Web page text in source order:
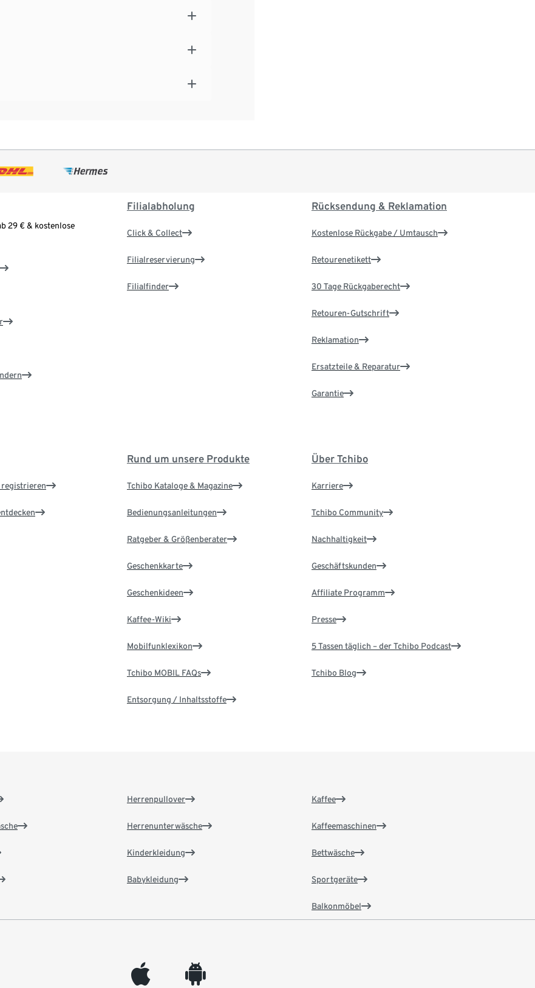
29 € & kostenlose
Filialabholung
Click & Collect
Filialreservierung
Filialfinder
Rücksendung & Reklamation
Kostenlose Rückgabe / Umtausch
Retourenetikett
30 Tage Rückgaberecht
Retouren-Gutschrift
Reklamation
Ersatzteile & Reparatur
Garantie
Rund um unsere Produkte
Tchibo Kataloge & Magazine
Bedienungsanleitungen
Ratgeber & Größenberater
Geschenkkarte
Geschenkideen
Kaffee-Wiki
Mobilfunklexikon
Tchibo MOBIL FAQs
Entsorgung / Inhaltsstoffe
Über Tchibo
Karriere
Tchibo Community
Nachhaltigkeit
Geschäftskunden
Affiliate Programm
Presse
5 Tassen täglich – der Tchibo Podcast
Tchibo Blog
Herrenpullover
Herrenunterwäsche
Kinderkleidung
Babykleidung
Kaffee
Kaffeemaschinen
Bettwäsche
Sportgeräte
Balkonmöbel
appleinc android